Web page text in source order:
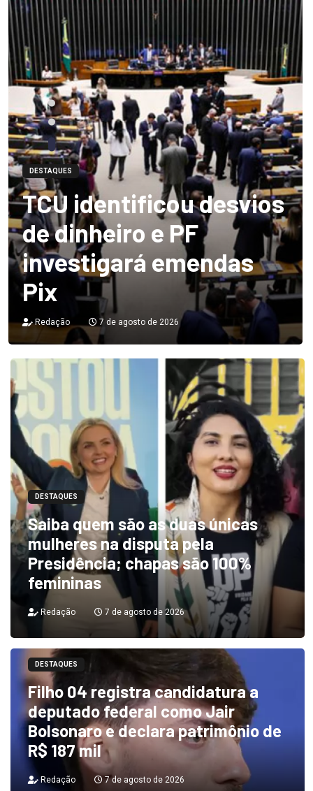
DESTAQUES
TCU identificou desvios
de dinheiro e PF
investigará emendas
Pix
Redação 7 de agosto de 2026
DESTAQUES
Saiba quem são as duas únicas
mulheres na disputa pela
Presidência; chapas são 100%
femininas
Redação 7 de agosto de 2026
DESTAQUES
Filho 04 registra candidatura a
deputado federal como Jair
Bolsonaro e declara patrimônio de
R$ 187 mil
Redação 7 de agosto de 2026